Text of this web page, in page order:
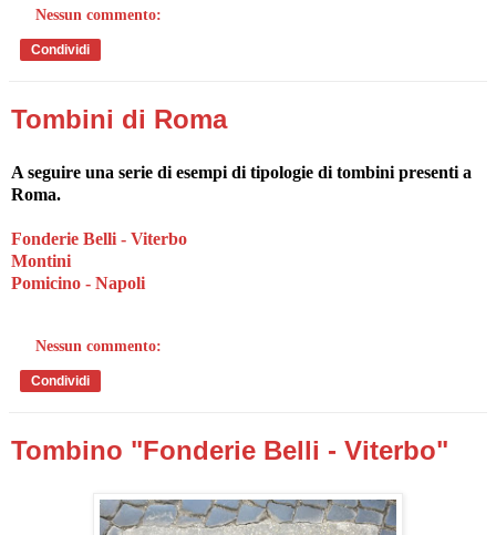
Nessun commento:
Condividi
Tombini di Roma
A seguire una serie di esempi di tipologie di tombini presenti a
Roma.
Fonderie Belli - Viterbo
Montini
Pomicino - Napoli
Nessun commento:
Condividi
Tombino "Fonderie Belli - Viterbo"